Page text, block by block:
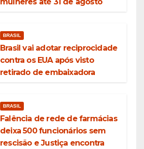
BRASIL
Brasil vai adotar reciprocidade
contra os EUA após visto
retirado de embaixadora
BRASIL
Falência de rede de farmácias
deixa 500 funcionários sem
rescisão e Justiça encontra